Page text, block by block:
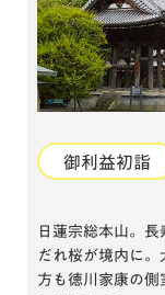
御利益初詣
日蓮宗総本山。
だれ桜が境内に
方も徳川家康の側